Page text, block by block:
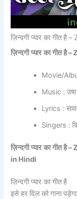
ज़िन्दगी प्यार का गीत
ज़िन्दगी प्यार का गीत है–
Movie/
Music :
Lyrics :
Singers :
ज़िन्दगी प्यार का गीत है–
in Hindi
ज़िन्दगी प्यार का गीत है
इसे हर दिल को गाना पड़ेगा